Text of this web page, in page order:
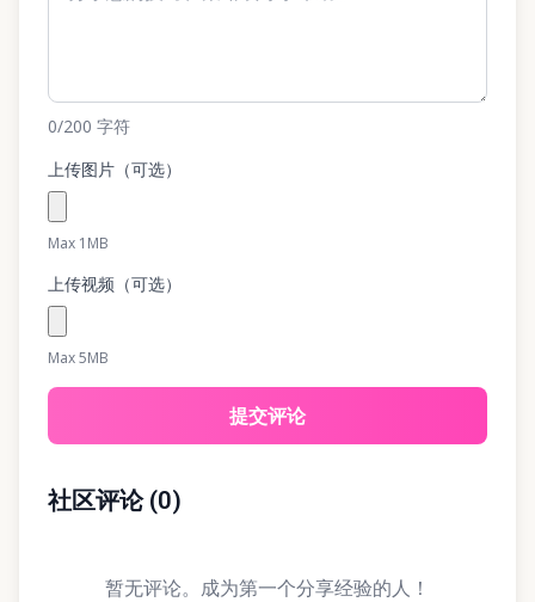
0/200 字符
上传图片（可选）
Max 1MB
上传视频（可选）
Max 5MB
提交评论
社区评论(0)
暂无评论。成为第一个分享经验的人！